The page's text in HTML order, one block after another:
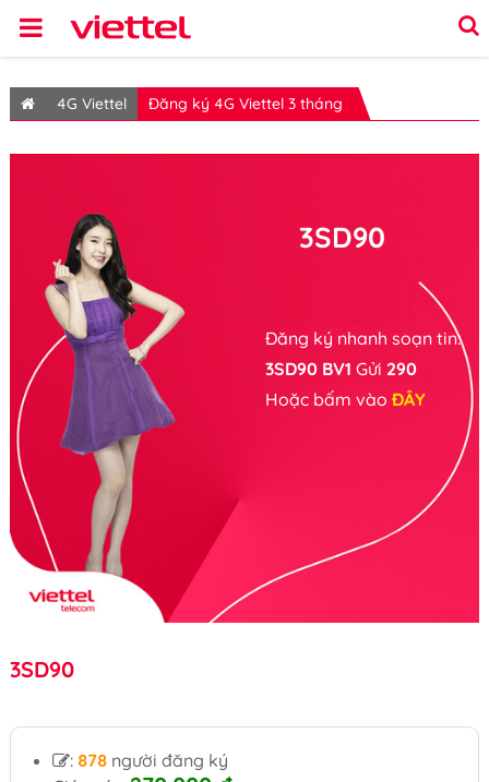
4G Viettel Đăng ký 4G Viettel 3 tháng
3SD90
Đăng ký nhanh soạn tin:
3SD90 BV1 Gửi 290
Hoặc bấm vào ĐÂY
3SD90
: 878người đăng ký